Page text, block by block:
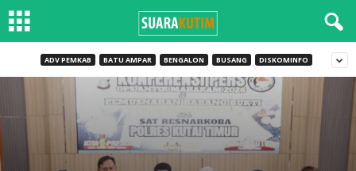
ADV PEMKAB BATU AMPAR BENGALON BUSANG DISKOMINFO